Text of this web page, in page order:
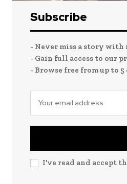
Subscribe
- Never miss a story
- Gain full access to our
- Browse free from up to
I've read and accept